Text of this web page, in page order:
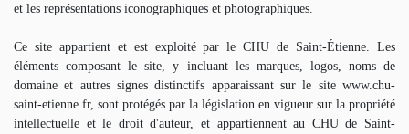
et les représentations iconographiques et photographiques.
Ce site appartient et est exploité par le CHU de Saint-Étienne. Les
éléments composant le site, y incluant les marques, logos, noms de
domaine et autres signes distinctifs apparaissant sur le site www.chu-
saint-etienne.fr, sont protégés par la législation en vigueur sur la propriété
intellectuelle et le droit d'auteur, et appartiennent au CHU de Saint-